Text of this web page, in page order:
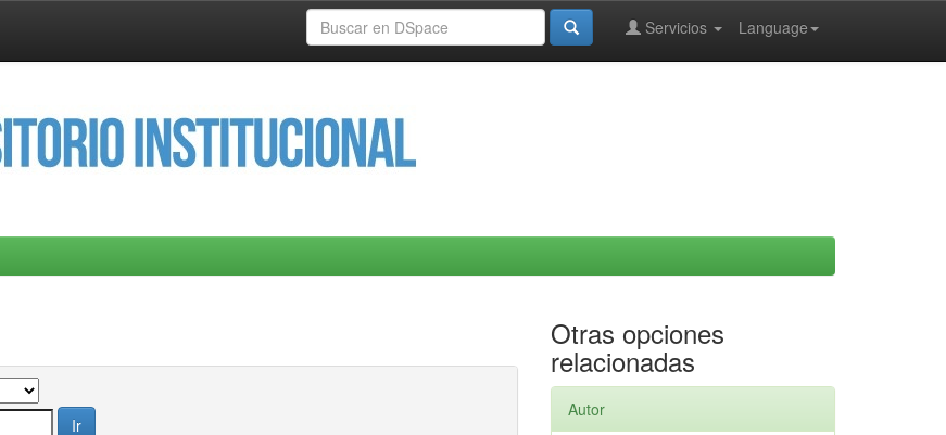
Language
Servicios
Otras opciones
relacionadas
Autor